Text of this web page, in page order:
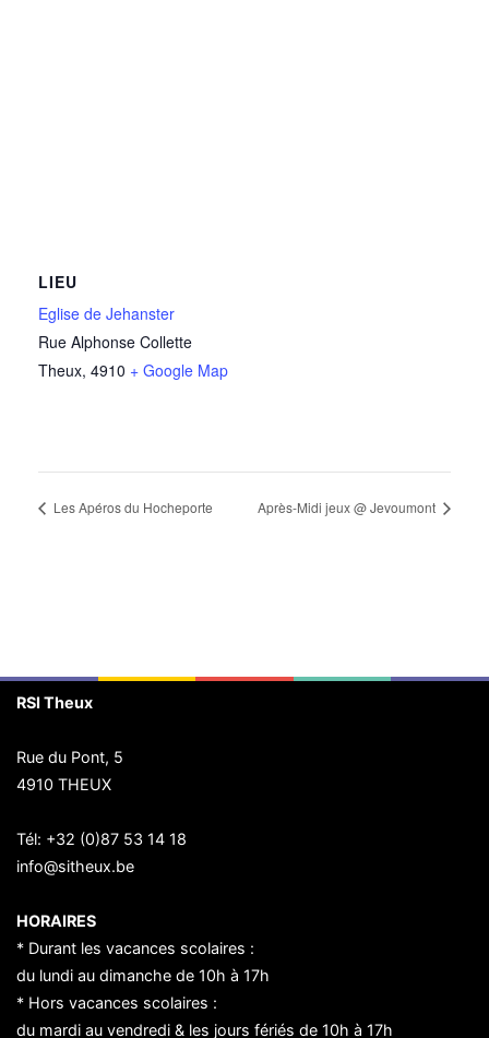
LIEU
Eglise de Jehanster
Rue Alphonse Collette
Theux, 4910 + Google Map
Les Apéros du Hocheporte Après-Midi jeux @ Jevoumont
RSI Theux
Rue du Pont, 5
4910 THEUX
Tél: +32 (0)87 53 14 18
info@sitheux.be
HORAIRES
* Durant les vacances scolaires :
du lundi au dimanche de 10h à 17h
* Hors vacances scolaires :
du mardi au vendredi & les jours fériés de 10h à 17h